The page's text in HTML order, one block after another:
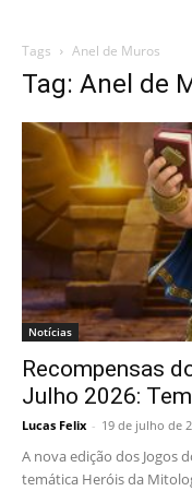
Tags Anel de Muros
Tag: Anel de
Notícias
Recompensas
Julho 2026:
Lucas Felix - 19 de julho de
A nova edição dos Jogos
temática Heróis da